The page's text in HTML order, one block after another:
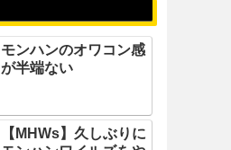
モンハンのオワコン感
が半端ない
【MHWs】久しぶりに